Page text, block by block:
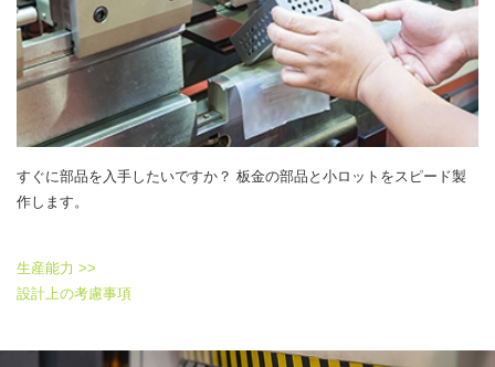
すぐに部品を入手したいですか？ 板金の部品と小ロットをスピード製
作します。
生産能力 >>
設計上の考慮事項